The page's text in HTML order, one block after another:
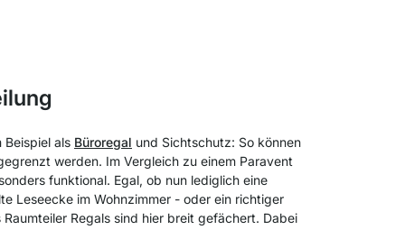
Beispiel als Büroregal und Sichtschutz: So können
werden. Im Vergleich zu einem Paravent
funktional. Egal, ob nun lediglich eine
Leseecke im Wohnzimmer - oder ein richtiger
Regals sind hier breit gefächert. Dabei